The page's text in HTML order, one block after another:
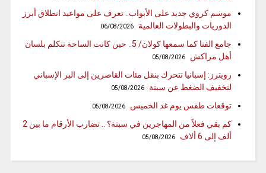
موسم كروي جديد على الأبواب.. تعرف على مواعيد انطلاق أبرز
الدوريات والبطولات العالمية
06/08/2026
جامع الفنا كما سمعها كولان/ 5.. حين كانت الساحة تتكلم بلسان
أهل مراكش
05/08/2026
رويترز: إسبانيا تتحرك بنقل مئات القاصرين إلى البر الإسباني
لتخفيف الضغط عن سبتة
05/08/2026
توقعات طقس يوم غد الخميس 05/08/2026
كم بقي فعلاً من المهاجرين في سبتة؟ .. تضارب الأرقام ما بين 2
ألف إلى 6 ألاف
05/08/2026